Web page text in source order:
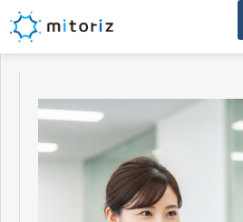
選ばれる理由
お知らせ